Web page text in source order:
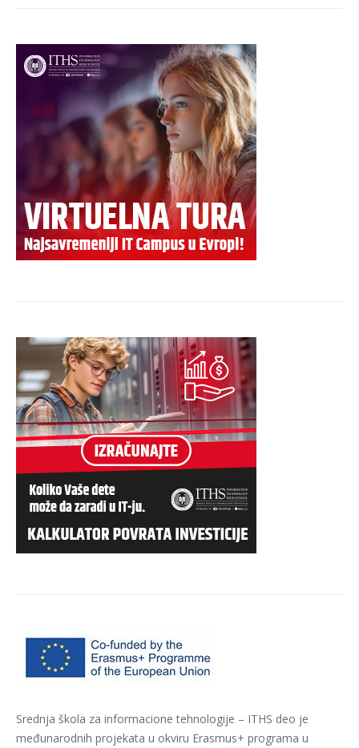
Srednja škola za informacione tehnologije – ITHS deo je
međunarodnih projekata u okviru Erasmus+ programa u